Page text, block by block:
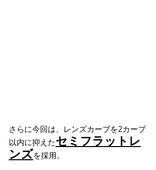
さらに今回は、レンズカーブを2カーブ
以内に抑えたセミフラットレ
ンズを採用。